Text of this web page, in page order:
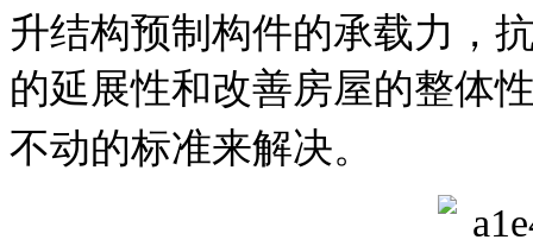
升结构预制构件的承载力，
的延展性和改善房屋的整体
不动的标准来解决。